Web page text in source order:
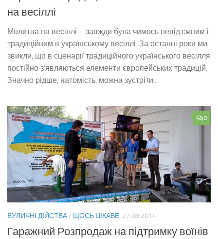
на весіллі
Молитва на весіллі – завжди була чимось невід’ємним і
традиційним в українському весіллі. За останні роки ми
звикли, що в сценарії традиційного українського весілля
постійно з’являються елементи європейських традицій.
Значно рідше, натомість, можна зустріти...
0
ВУЛИЧНІ ДІЙСТВА/ ЩОСЬ ЦІКАВЕ 27.08.2014
Гаражний Розпродаж на підтримку воїнів